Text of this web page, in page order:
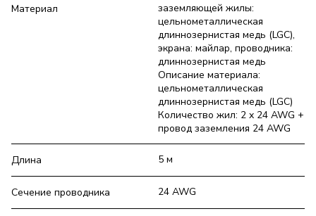
Материал
заземляющей жилы:
цельнометаллическая
длиннозернистая медь (LGC),
экрана: майлар, проводника:
длиннозернистая медь
Описание материала:
цельнометаллическая
длиннозернистая медь (LGC)
Количество жил: 2 x 24 AWG +
провод заземления 24 AWG
Длина 5 м
Сечение проводника 24 AWG